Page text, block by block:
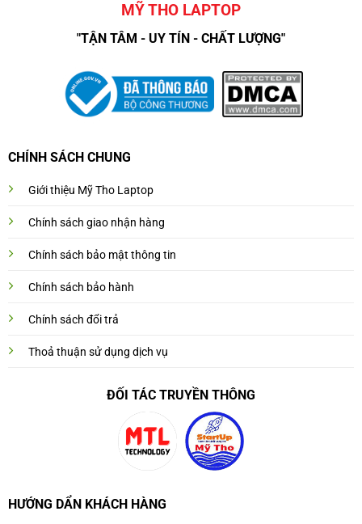
MỸ THO LAPTOP
"TẬN TÂM - UY TÍN - CHẤT LƯỢNG"
CHÍNH SÁCH CHUNG
Giới thiệu Mỹ Tho Laptop
Chính sách giao nhận hàng
Chính sách bảo mật thông tin
Chính sách bảo hành
Chính sách đổi trả
Thoả thuận sử dụng dịch vụ
ĐỐI TÁC TRUYỀN THÔNG
HƯỚNG DẨN KHÁCH HÀNG